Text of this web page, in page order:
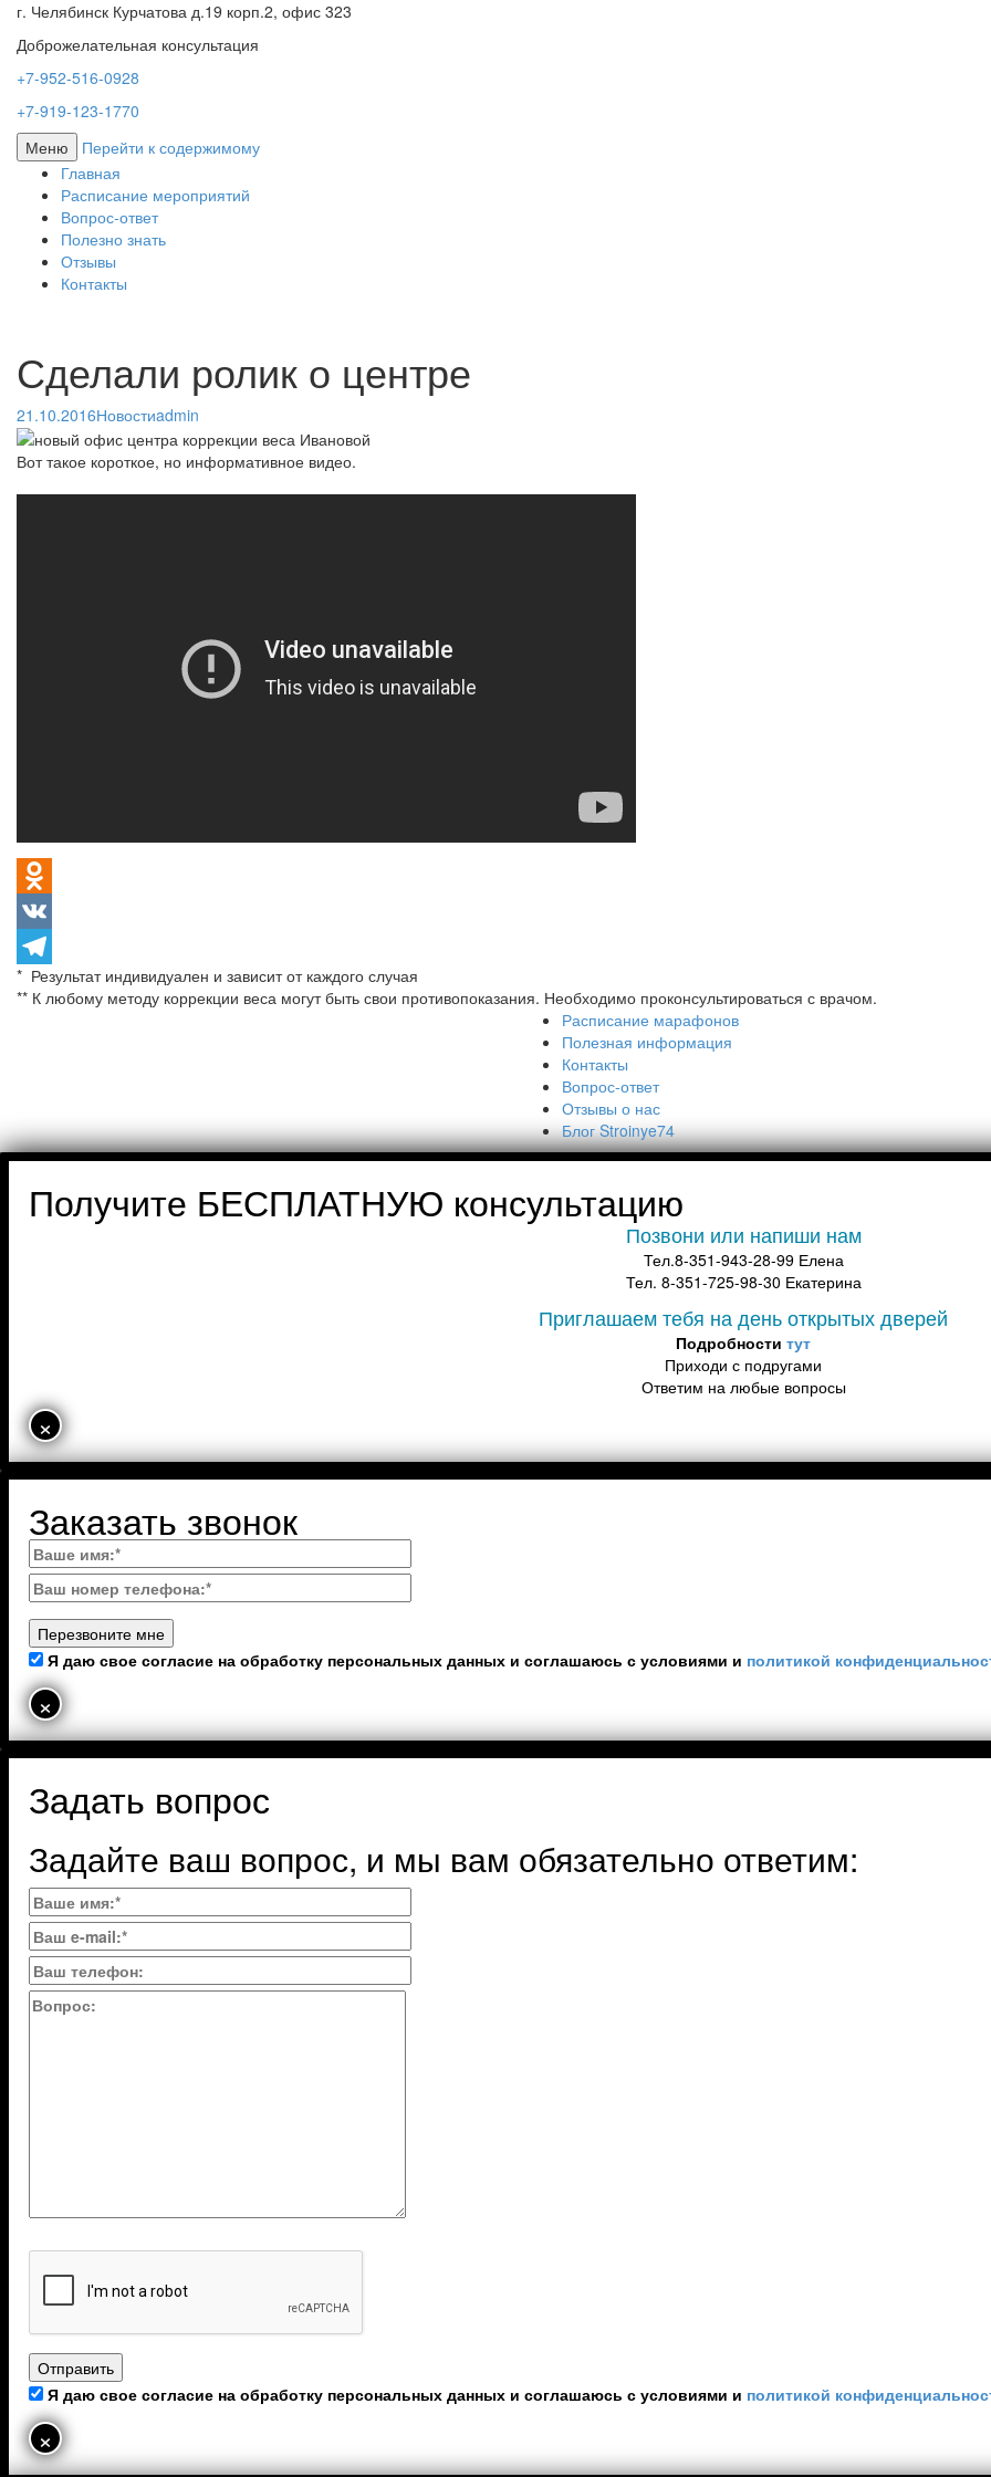
г. Челябинск Курчатова д.19 корп.2, офис 323
Доброжелательная консультация
+7-952-516-0928
+7-919-123-1770
Меню
Перейти к содержимому
Главная
Расписание мероприятий
Вопрос-ответ
Полезно знать
Отзывы
Контакты
Сделали ролик о центре
21.10.2016Новостиadmin
Вот такое короткое, но информативное видео.
Odnoklassniki
VK
Telegram
* Результат индивидуален и зависит от каждого случая
** К любому методу коррекции веса могут быть свои противопоказания. Необходимо проконсультироваться с врачом.
Расписание марафонов
Полезная информация
Контакты
Вопрос-ответ
Отзывы о нас
Блог Stroinye74
Получите БЕСПЛАТНУЮ консультацию
Позвони или напиши нам
Тел.8-351-943-28-99 Елена
Тел. 8-351-725-98-30 Екатерина
Приглашаем тебя на день открытых дверей
Подробности тут
Приходи с подругами
Ответим на любые вопросы
×
Заказать звонок
Я даю свое согласие на обработку персональных данных и соглашаюсь с условиями и политикой
×
Задать вопрос
Задайте ваш вопрос, и мы вам обязательно ответим:
Я даю свое согласие на обработку персональных данных и соглашаюсь с условиями и политикой
×